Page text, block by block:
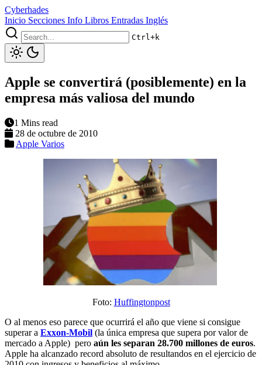
Cyberhades
Inicio Secciones Info Libros Entradas Inglés
Ctrl+k
Apple se convertirá (posiblemente) en la
empresa más valiosa del mundo
1 Mins read
28 de octubre de 2010
Apple Varios
Foto: Huffingtonpost
O al menos eso parece que ocurrirá el año que viene si consigue
superar a Exxon-Mobil (la única empresa que supera por valor de
mercado a Apple) pero aún les separan 28.700 millones de euros.
Apple ha alcanzado record absoluto de resultandos en el ejercicio de